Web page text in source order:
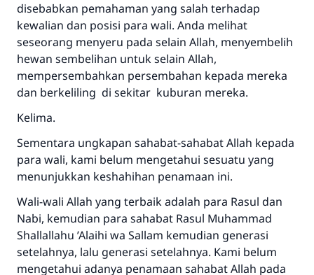
disebabkan pemahaman yang salah terhadap
kewalian dan posisi para wali. Anda melihat
seseorang menyeru pada selain Allah, menyembelih
hewan sembelihan untuk selain Allah,
mempersembahkan persembahan kepada mereka
dan berkeliling di sekitar kuburan mereka.
Kelima.
Sementara ungkapan sahabat-sahabat Allah kepada
para wali, kami belum mengetahui sesuatu yang
menunjukkan keshahihan penamaan ini.
Wali-wali Allah yang terbaik adalah para Rasul dan
Nabi, kemudian para sahabat Rasul Muhammad
Shallallahu ’Alaihi wa Sallam kemudian generasi
setelahnya, lalu generasi setelahnya. Kami belum
mengetahui adanya penamaan sahabat Allah pada